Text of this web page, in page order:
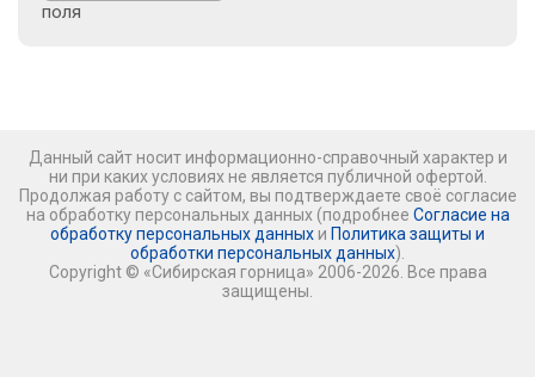
поля
Данный сайт носит информационно-справочный характер и
ни при каких условиях не является публичной офертой.
Продолжая работу с сайтом, вы подтверждаете своё согласие
на обработку персональных данных (подробнее Согласие на
обработку персональных данных и Политика защиты и
обработки персональных данных).
Copyright © «Сибирская горница» 2006-2026. Все права
защищены.